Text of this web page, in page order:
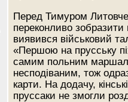
Перед Тимуром
переконливо
виявився військовий
«Першою на прусську
самим польним
несподіваним, тож
карти. На додачу,
пруссаки не змогли